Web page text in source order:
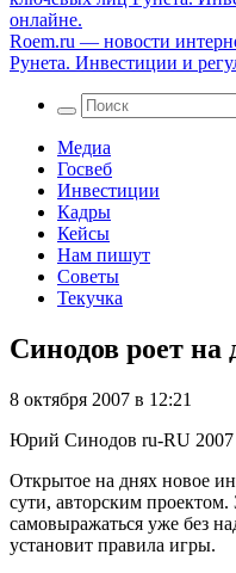
Roem.ru — новости
Рунета. Инвестиции и
Медиа
Госвеб
Инвестиции
Кадры
Кейсы
Нам пишут
Советы
Текучка
Синодов роет на
8 октября 2007 в 12:21
Юрий Синодов ru-RU 2007
Открытое на днях новое
сути, авторским
самовыражаться уже без
установит правила игры.